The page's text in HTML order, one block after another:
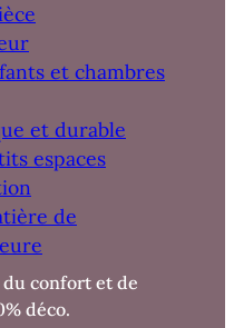
et chambres
et durable
espaces
de
confort et de
déco.